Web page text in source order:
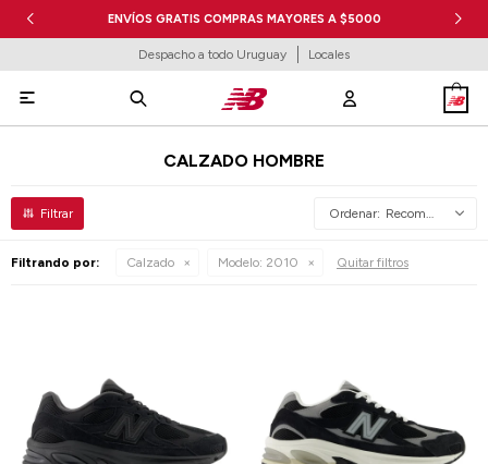
ENVÍOS GRATIS COMPRAS MAYORES A $5000
Despacho a todo Uruguay Locales

CALZADO HOMBRE
Recomendados
Filtrando por: Calzado Modelo: 2010 Quitar filtros